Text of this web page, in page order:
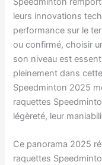
leurs innovations
performance sur le
ou confirmé, choisir
son niveau est
pleinement dans
Speedminton 2025
raquettes
légèreté, leur
Ce panorama 2025
raquettes